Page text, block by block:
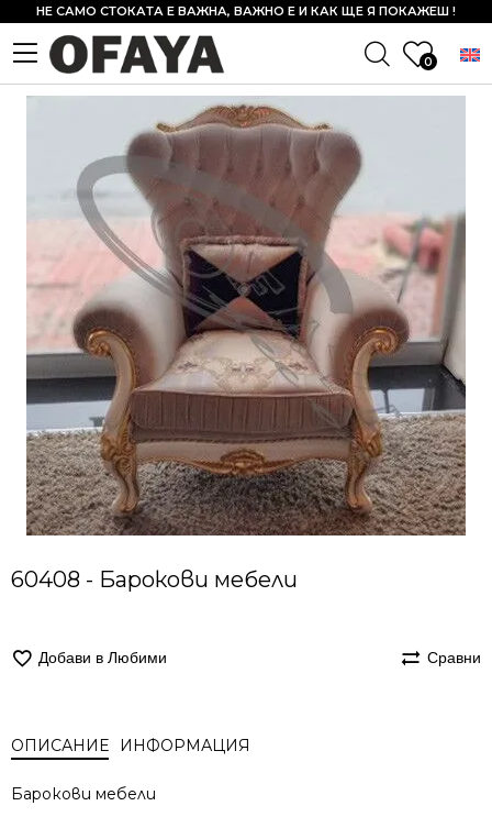
0
НЕ САМО СТОКАТА Е ВАЖНА, ВАЖНО Е И КАК ЩЕ Я ПОКАЖЕШ !
60408 - Барокови мебели
Добави в Любими Сравни
ОПИСАНИЕ ИНФОРМАЦИЯ
Барокови мебели